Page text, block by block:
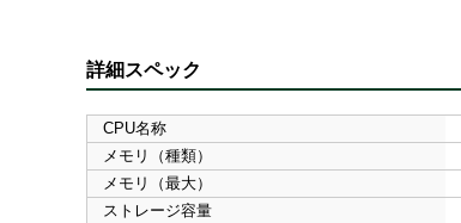
詳細スペック
CPU名称
メモリ（種類）
メモリ（最大）
ストレージ容量